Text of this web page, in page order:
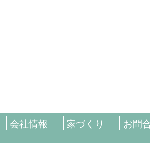
会社情報 家づくり お問